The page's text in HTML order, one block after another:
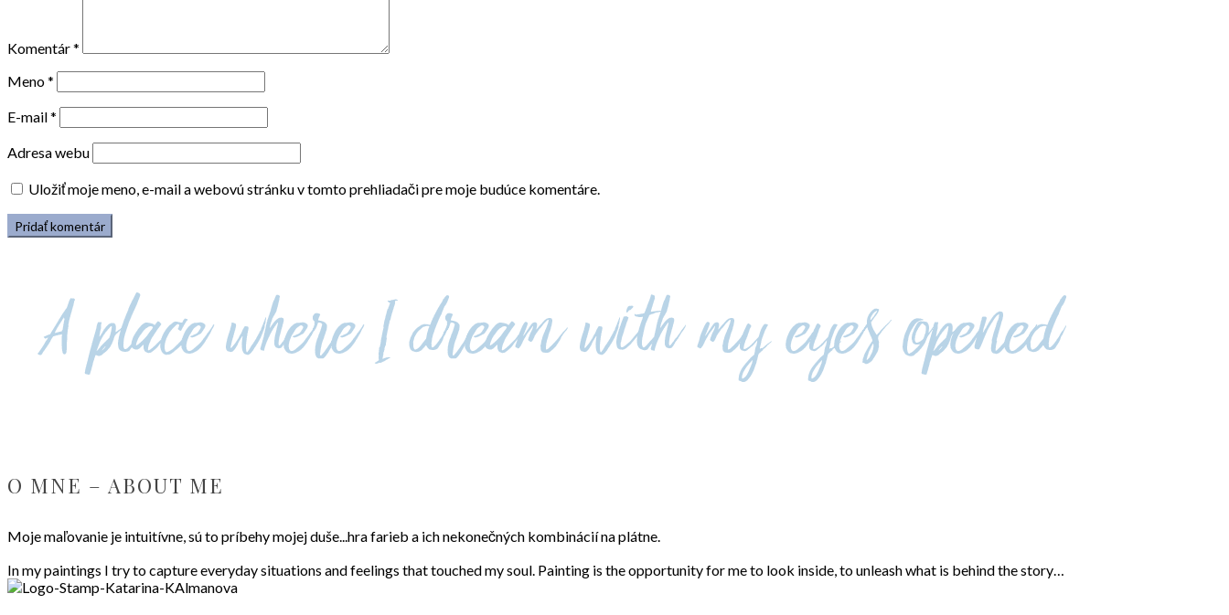
Komentár*
Meno*
E-mail*
Adresa webu
Uložiť moje meno, e-mail a webovú stránku v tomto prehliadači pre moje budúce komentáre.
O MNE – ABOUT ME
Moje maľovanie je intuitívne, sú to príbehy mojej duše...hra farieb a ich nekonečných kombinácií na plátne.
In my paintings I try to capture everyday situations and feelings that touched my soul. Painting is the opportunity for me to look inside, to unleash what is behind the story…